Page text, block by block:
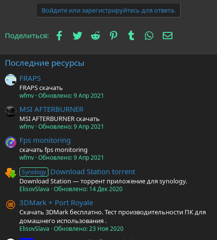
Войдите или зарегистрируйтесь для ответа.
Поделиться: Facebook
Twitter Reddit PinterestTumblr WhatsApp
Последние ресурсы
FRAPS
FRAPS скачать
wfmv Обновлено:9 Апр 2021
MSI AFTERBURNER
MSI AFTERBURNER скачать
wfmv Обновлено:9 Апр 2021
Fps monitoring
скачать fps monitoring
wfmv Обновлено:9 Апр 2021
Synology Download Station torrent
Download Station — торрент приложение для synology.
ElisovSlava Обновлено: 14 Дек 2020
3DMark + Port Royale
Скачать 3DMark бесплатно. Тест производительности ПК для
домашнего использования .
ElisovSlava Обновлено:23 Ноя 2020